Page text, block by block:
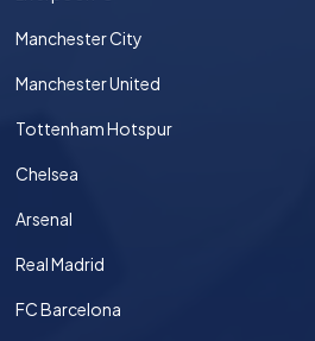
Manchester City
Manchester United
Tottenham Hotspur
Chelsea
Arsenal
Real Madrid
FC Barcelona